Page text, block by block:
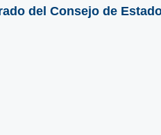
del Consejo de